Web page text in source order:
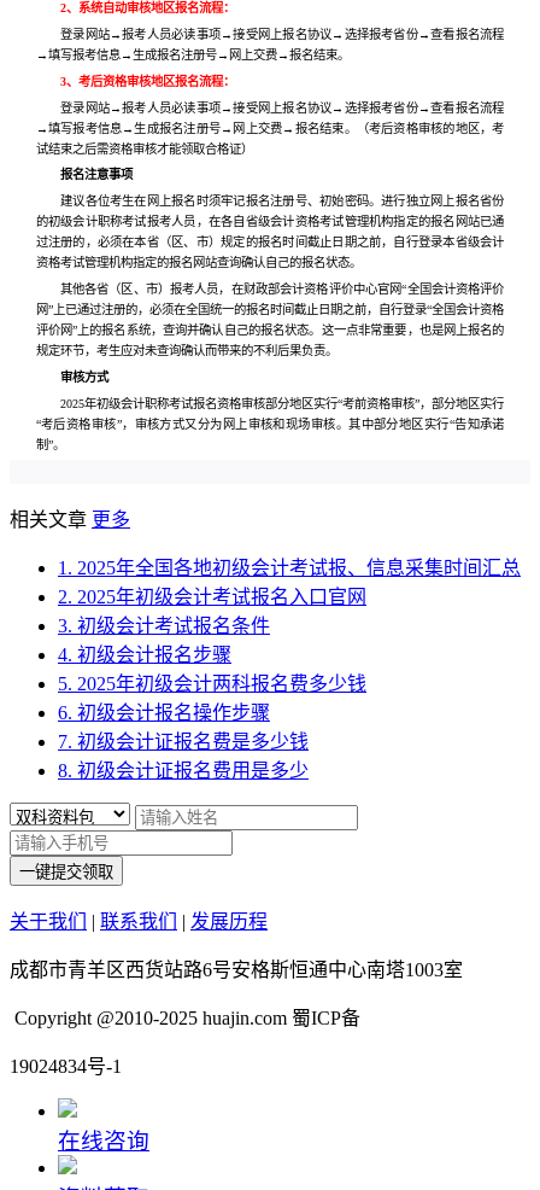
2、系统自动审核地区报名流程：
登录网站→报考人员必读事项→接受网上报名协议→选择报考省份→查看报名流程
→填写报考信息→生成报名注册号→网上交费→报名结束。
3、考后资格审核地区报名流程：
登录网站→报考人员必读事项→接受网上报名协议→选择报考省份→查看报名流程
→填写报考信息→生成报名注册号→网上交费→报名结束。（考后资格审核的地区，考
试结束之后需资格审核才能领取合格证）
报名注意事项
建议各位考生在网上报名时须牢记报名注册号、初始密码。进行独立网上报名省份
的初级会计职称考试报考人员，在各自省级会计资格考试管理机构指定的报名网站已通
过注册的，必须在本省（区、市）规定的报名时间截止日期之前，自行登录本省级会计
资格考试管理机构指定的报名网站查询确认自己的报名状态。
其他各省（区、市）报考人员，在财政部会计资格评价中心官网“全国会计资格评价
网”上已通过注册的，必须在全国统一的报名时间截止日期之前，自行登录“全国会计资格
评价网”上的报名系统，查询并确认自己的报名状态。这一点非常重要，也是网上报名的
规定环节，考生应对未查询确认而带来的不利后果负责。
审核方式
2025年初级会计职称考试报名资格审核部分地区实行“考前资格审核”，部分地区实行
“考后资格审核”，审核方式又分为网上审核和现场审核。其中部分地区实行“告知承诺
制”。
相关文章 更多
1. 2025年全国各地初级会计考试报、信息采集时间汇总
2. 2025年初级会计考试报名入口官网
3. 初级会计考试报名条件
4. 初级会计报名步骤
5. 2025年初级会计两科报名费多少钱
6. 初级会计报名操作步骤
7. 初级会计证报名费是多少钱
8. 初级会计证报名费用是多少
一键提交领取
关于我们 | 联系我们 | 发展历程
成都市青羊区西货站路6号安格斯恒通中心南塔1003室
Copyright @2010-2025 huajin.com 蜀ICP备
19024834号-1
在线咨询